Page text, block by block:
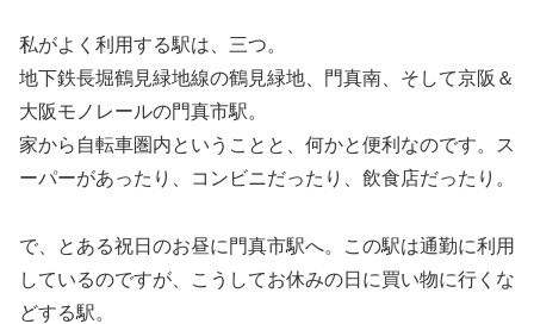
私がよく利用する駅は、三つ。
地下鉄長堀鶴見緑地線の鶴見緑地、門真南、そして京阪＆
大阪モノレールの門真市駅。
家から自転車圏内ということと、何かと便利なのです。ス
ーパーがあったり、コンビニだったり、飲食店だったり。
で、とある祝日のお昼に門真市駅へ。この駅は通勤に利用
しているのですが、こうしてお休みの日に買い物に行くな
どする駅。